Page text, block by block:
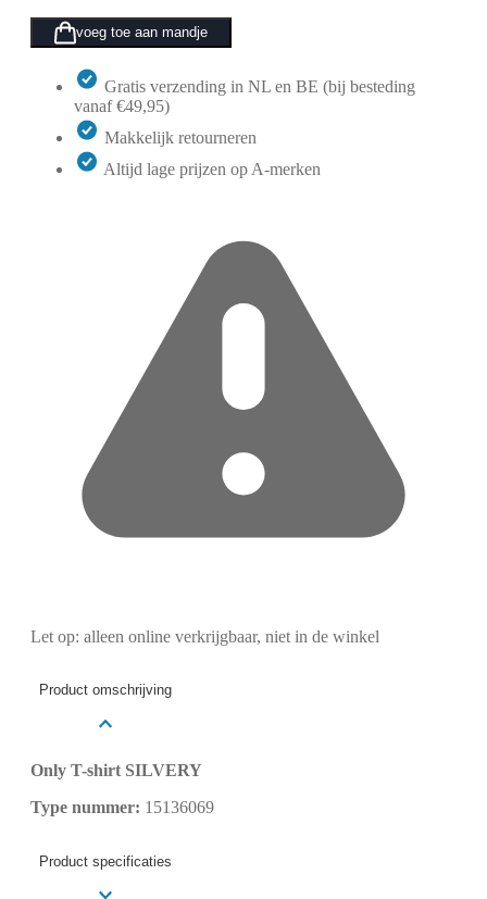
voeg toe aan mandje
Gratis verzending in NL en BE (bij besteding
vanaf €49,95)
Makkelijk retourneren
Altijd lage prijzen op A-merken
Let op: alleen online verkrijgbaar, niet in de winkel
Product omschrijving
Only T-shirt SILVERY
Type nummer: 15136069
Product specificaties